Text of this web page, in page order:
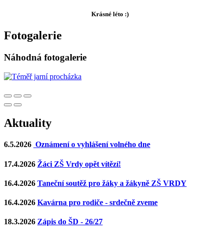
Krásné léto :)
Fotogalerie
Náhodná fotogalerie
Aktuality
6.5.2026 Oznámení o vyhlášení volného dne
17.4.2026 Žáci ZŠ Vrdy opět vítězí!
16.4.2026 Taneční soutěž pro žáky a žákyně ZŠ VRDY
16.4.2026 Kavárna pro rodiče - srdečně zveme
18.3.2026 Zápis do ŠD - 26/27